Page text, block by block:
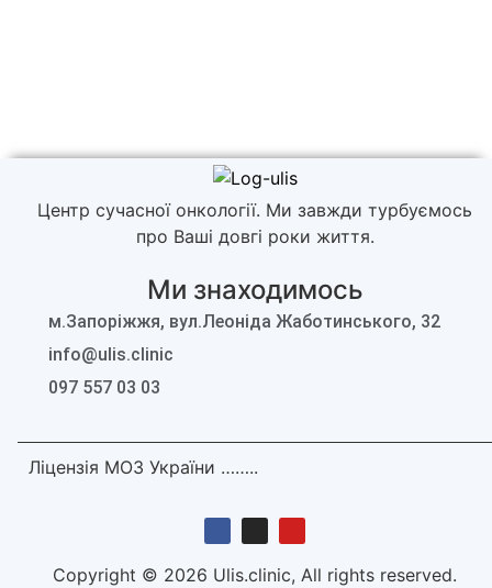
Центр сучасної онкології. Ми завжди турбуємось
про Ваші довгі роки життя.
Ми знаходимось
м.Запоріжжя, вул.Леоніда Жаботинського, 32
info@ulis.clinic
097 557 03 03
Ліцензія МОЗ України ……..
Copyright © 2026 Ulis.clinic, All rights reserved.